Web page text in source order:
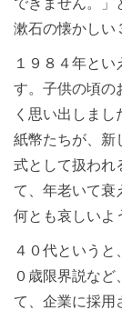
できません。」
漱石の懐かしい
１９８４年とい
す。子供の頃の
く思い出しま
紙幣たちが、新
式として扱われ
て、年老いて衰
何とも哀しいよ
４０代というと
０歳限界説など
て、企業に採用